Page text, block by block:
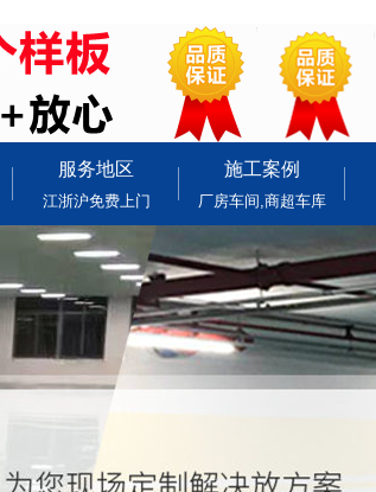
服务地区
江浙沪免费上门
施工案例
厂房车间,商超车库